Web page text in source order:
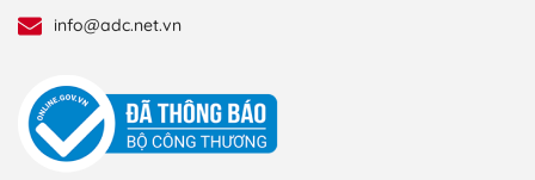
info@adc.net.vn